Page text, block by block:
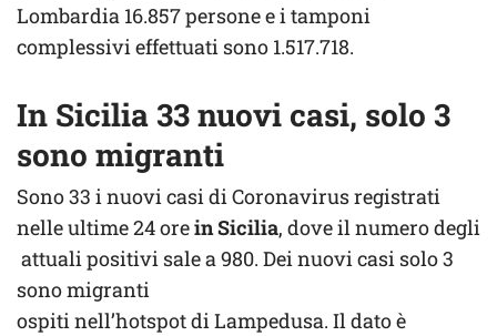
Lombardia 16.857 persone e i tamponi
complessivi effettuati sono 1.517.718.
In Sicilia 33 nuovi casi, solo 3
sono migranti
Sono 33 i nuovi casi di Coronavirus registrati
nelle ultime 24 orein Sicilia, dove il numero degli
attuali positivi sale a 980. Dei nuovi casi solo 3
sono migranti
ospiti nell’hotspot di Lampedusa. Il dato è